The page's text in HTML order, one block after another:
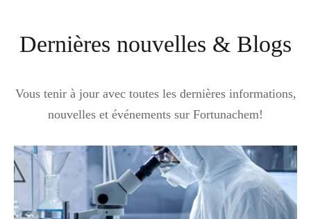
Dernières nouvelles & Blogs
Vous tenir à jour avec toutes les dernières informations,
nouvelles et événements sur Fortunachem!